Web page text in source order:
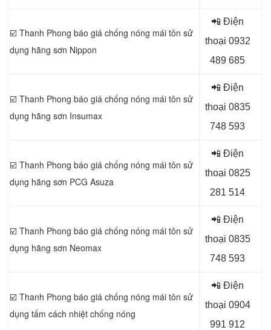
☑️ Thanh Phong báo giá chống nóng mái tôn sử
dụng hãng sơn Nippon
📲 Điện
thoại 0932
489 685
☑️ Thanh Phong báo giá chống nóng mái tôn sử
dụng hãng sơn Insumax
📲 Điện
thoại 0835
748 593
☑️ Thanh Phong báo giá chống nóng mái tôn sử
dụng hãng sơn PCG Asuza
📲 Điện
thoại 0825
281 514
☑️ Thanh Phong báo giá chống nóng mái tôn sử
dụng hãng sơn Neomax
📲 Điện
thoại 0835
748 593
☑️ Thanh Phong báo giá chống nóng mái tôn sử
dụng tấm cách nhiệt chống nóng
📲 Điện
thoại 0904
991 912